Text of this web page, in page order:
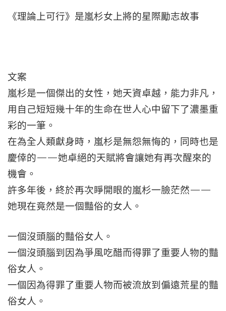
《理論上可行》是嵐杉女上將的星際勵志故事
文案
嵐杉是一個傑出的女性，她天資卓越，能力非凡，
用自己短短幾十年的生命在世人心中留下了濃墨重
彩的一筆。
在為全人類獻身時，嵐杉是無怨無悔的，同時也是
慶倖的——她卓絕的天賦將會讓她有再次醒來的
機會。
許多年後，終於再次睜開眼的嵐杉一臉茫然——
她現在竟然是一個豔俗的女人。
一個沒頭腦的豔俗女人。
一個沒頭腦到因為爭風吃醋而得罪了重要人物的豔
俗女人。
一個因為得罪了重要人物而被流放到偏遠荒星的豔
俗女人。